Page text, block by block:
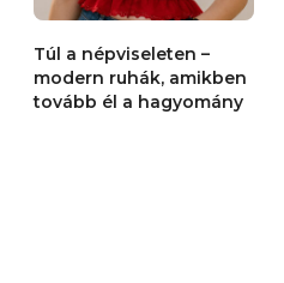
Túl a népviseleten –
modern ruhák, amikben
tovább él a hagyomány